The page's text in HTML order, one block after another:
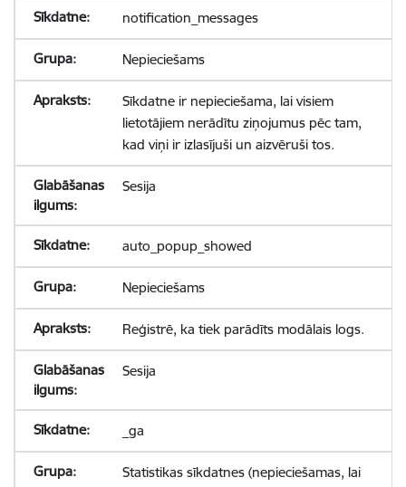
notification_messages
Nepieciešams
Sīkdatne ir nepieciešama, lai visiem
lietotājiem nerādītu ziņojumus pēc tam,
kad viņi ir izlasījuši un aizvēruši tos.
Sesija
auto_popup_showed
Nepieciešams
Reģistrē, ka tiek parādīts modālais logs.
Sesija
_ga
Statistikas sīkdatnes (nepieciešamas, lai